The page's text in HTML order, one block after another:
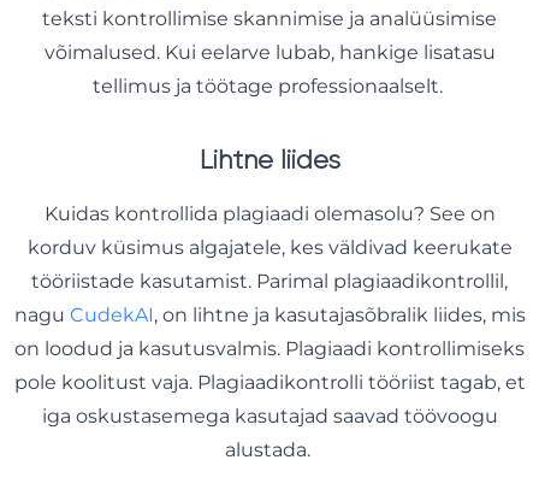
teksti kontrollimise skannimise ja analüüsimise
võimalused. Kui eelarve lubab, hankige lisatasu
tellimus ja töötage professionaalselt.
Lihtne liides
Kuidas kontrollida plagiaadi olemasolu? See on
korduv küsimus algajatele, kes väldivad keerukate
tööriistade kasutamist. Parimal plagiaadikontrollil,
nagu CudekAI, on lihtne ja kasutajasõbralik liides, mis
on loodud ja kasutusvalmis. Plagiaadi kontrollimiseks
pole koolitust vaja. Plagiaadikontrolli tööriist tagab, et
iga oskustasemega kasutajad saavad töövoogu
alustada.